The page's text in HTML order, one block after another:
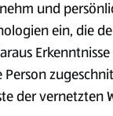
und
ein, die
Person
der vernetzten